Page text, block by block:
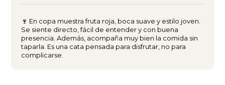
🍷 En copa muestra fruta roja, boca suave y estilo joven.
Se siente directo, fácil de entender y con buena
presencia. Además, acompaña muy bien la comida sin
taparla. Es una cata pensada para disfrutar, no para
complicarse.